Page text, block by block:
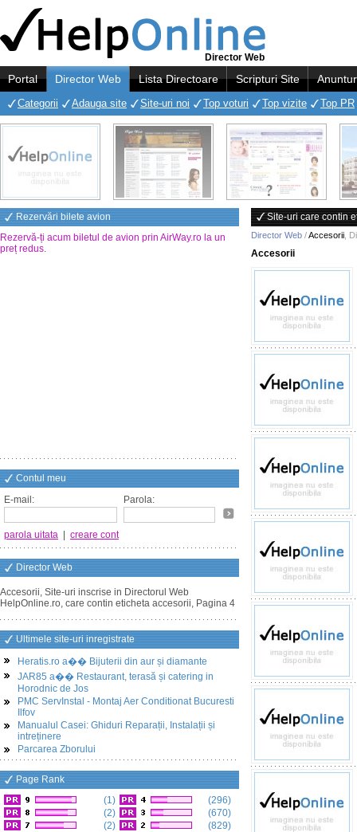
Director Web
Portal Director Web Lista Directoare Scripturi Site
Categorii Adauga site Site-uri noi Top voturi Top vizite Top PR
Rezervări bilete avion
Rezervă-ți acum biletul de avion prin AirWay.ro la un
preț redus.
Contul meu
E-mail:
Parola:
parola uitata creare cont
Director Web
Accesorii, Site-uri inscrise in Directorul Web
HelpOnline.ro, care contin eticheta accesorii, Pagina 4
Ultimele site-uri inregistrate
Heratis.ro a�� Bijuterii din aur și diamante
JAR85 a�� Restaurant, terasă și catering in
Horodnic de Jos
PMC ServInstal - Montaj Aer Conditionat Bucuresti
Ilfov
Manualul Casei: Ghiduri Reparații, Instalații și
intreținere
Parcarea Zborului
Page Rank
(1)
(2)
(2)
(296)
(670)
(829)
Site-uri care contin
Director Web /Accesorii
Accesorii